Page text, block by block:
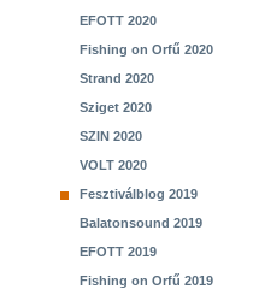
EFOTT 2020
Fishing on Orfű 2020
Strand 2020
Sziget 2020
SZIN 2020
VOLT 2020
Fesztiválblog 2019
Balatonsound 2019
EFOTT 2019
Fishing on Orfű 2019